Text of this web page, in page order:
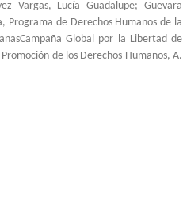
Vargas, Lucía Guadalupe;Guevara
Programa de Derechos Humanos de la
Global por la Libertad de
de los Derechos Humanos, A.